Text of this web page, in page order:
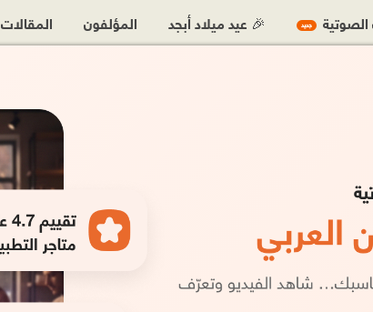
جديد 🎉 عيد ميلاد أبجد المؤلفون المقالات